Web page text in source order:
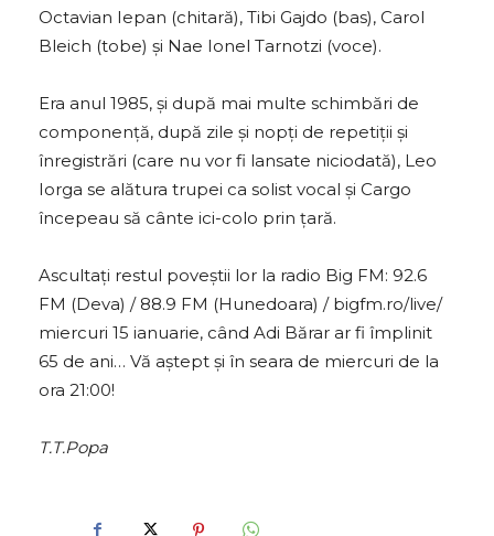
Octavian Iepan (chitară), Tibi Gajdo (bas), Carol
Bleich (tobe) și Nae Ionel Tarnotzi (voce).
Era anul 1985, și după mai multe schimbări de
componență, după zile și nopți de repetiții și
înregistrări (care nu vor fi lansate niciodată), Leo
Iorga se alătura trupei ca solist vocal și Cargo
începeau să cânte ici-colo prin țară.
Ascultați restul poveștii lor la radio Big FM: 92.6
FM (Deva) / 88.9 FM (Hunedoara) / bigfm.ro/live/
miercuri 15 ianuarie, când Adi Bărar ar fi împlinit
65 de ani… Vă aștept și în seara de miercuri de la
ora 21:00!
T.T.Popa